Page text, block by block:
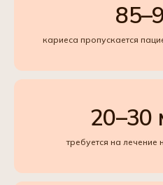
кариеса пропускается
20–30
требуется на лечение